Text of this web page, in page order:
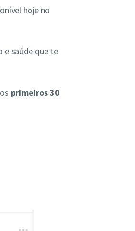
hoje no
e saúde que te
primeiros 30